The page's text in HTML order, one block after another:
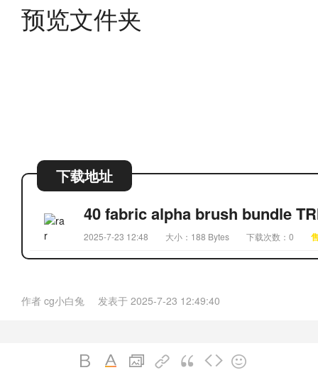
预览文件夹
下载地址
40 fabric alpha brush bundle
2025-7-23 12:48 大小：188 Bytes 下载次数：0
作者 cg小白兔 发表于 2025-7-23 12:49:40